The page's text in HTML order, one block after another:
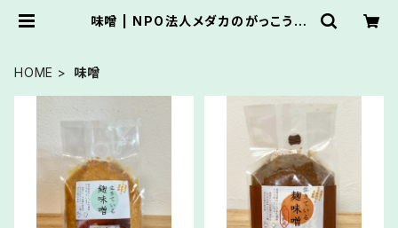
味噌 | NPO法人メダカのがっこう推
HOME 味噌